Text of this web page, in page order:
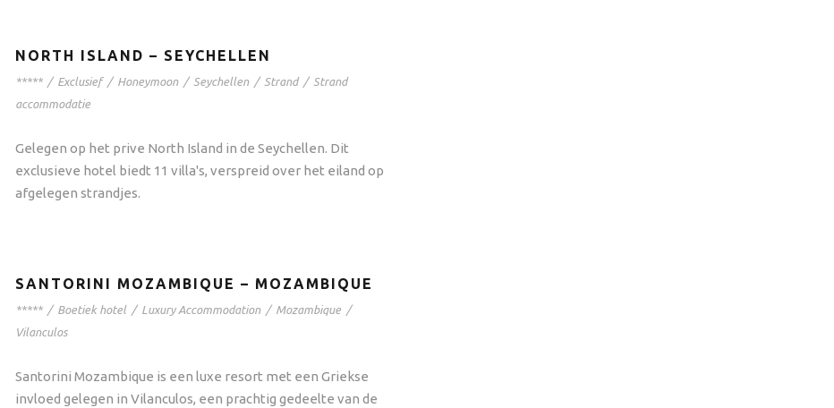
NORTH ISLAND – SEYCHELLEN
***** / Exclusief / Honeymoon / Seychellen / Strand / Strand
accommodatie
Gelegen op het prive North Island in de Seychellen. Dit
exclusieve hotel biedt 11 villa's, verspreid over het eiland op
afgelegen strandjes.
SANTORINI MOZAMBIQUE – MOZAMBIQUE
***** / Boetiek hotel / Luxury Accommodation / Mozambique /
Vilanculos
Santorini Mozambique is een luxe resort met een Griekse
invloed gelegen in Vilanculos, een prachtig gedeelte van de